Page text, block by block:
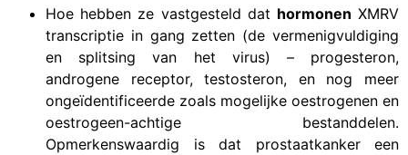
Hoe hebben ze vastgesteld dat hormonen XMRV
transcriptie in gang zetten (de vermenigvuldiging
en splitsing van het virus) – progesteron,
androgene receptor, testosteron, en nog meer
ongeïdentificeerde zoals mogelijke oestrogenen en
oestrogeen-achtige bestanddelen.
Opmerkenswaardig is dat prostaatkanker een